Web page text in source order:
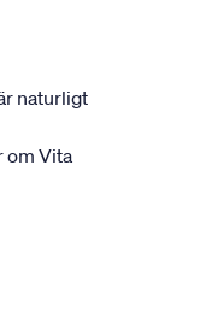
naturligt
om Vita